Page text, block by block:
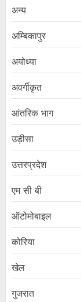
अन्य
अम्बिकापुर
अयोध्या
अवर्गीकृत
आंतरिक भाग
उड़ीसा
उत्तरप्रदेश
एम सी बी
ऑटोमोबाइल
कोरिया
खेल
गुजरात